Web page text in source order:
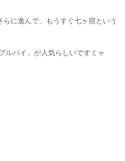
に進んで、もうすぐ七ヶ宿という
ルパイ」が人気らしいですミャ